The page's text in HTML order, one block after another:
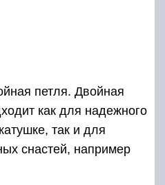
петля. Двойная
как для надежного
так и для
снастей, например